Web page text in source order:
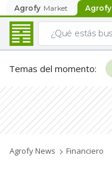
Agrofy Market Agrofy
Temas del momento:
Agrofy News Financiero